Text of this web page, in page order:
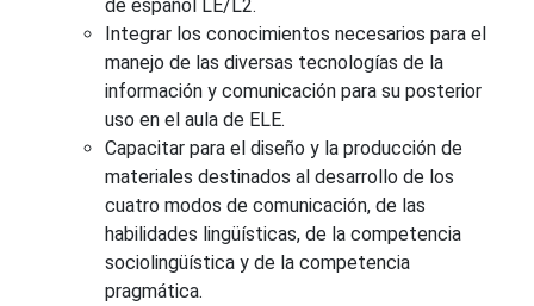
de español LE/L2.
Integrar los conocimientos necesarios para el
manejo de las diversas tecnologías de la
información y comunicación para su posterior
uso en el aula de ELE.
Capacitar para el diseño y la producción de
materiales destinados al desarrollo de los
cuatro modos de comunicación, de las
habilidades lingüísticas, de la competencia
sociolingüística y de la competencia
pragmática.